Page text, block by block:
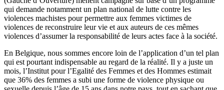
qui demande notamment un plan national de lutte contre les
violences machistes pour permettre aux femmes victimes de
violences de reconstruire leur vie et aux auteurs de ces mêmes
violences d’assumer la responsabilité de leurs actes face à la société.
En Belgique, nous sommes encore loin de l’application d’un tel plan
qui est pourtant indispensable au regard de la réalité. Il y a juste un
mois, l’Institut pour l’Egalité des Femmes et des Hommes estimait
que 36% des femmes a subi une forme de violence physique ou